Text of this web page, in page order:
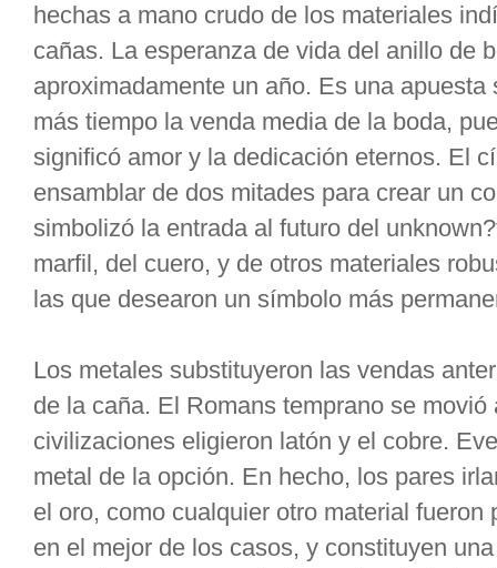
hechas a mano crudo de los materiales
cañas. La esperanza de vida del anillo de
aproximadamente un año. Es una
más tiempo la venda media de la boda,
significó amor y la dedicación eternos. El
ensamblar de dos mitades para crear un
simbolizó la entrada al futuro del
marfil, del cuero, y de otros materiales
las que desearon un símbolo más
Los metales substituyeron las vendas
de la caña. El Romans temprano se
civilizaciones eligieron latón y el cobre.
metal de la opción. En hecho, los pares
el oro, como cualquier otro material
en el mejor de los casos, y constituyen